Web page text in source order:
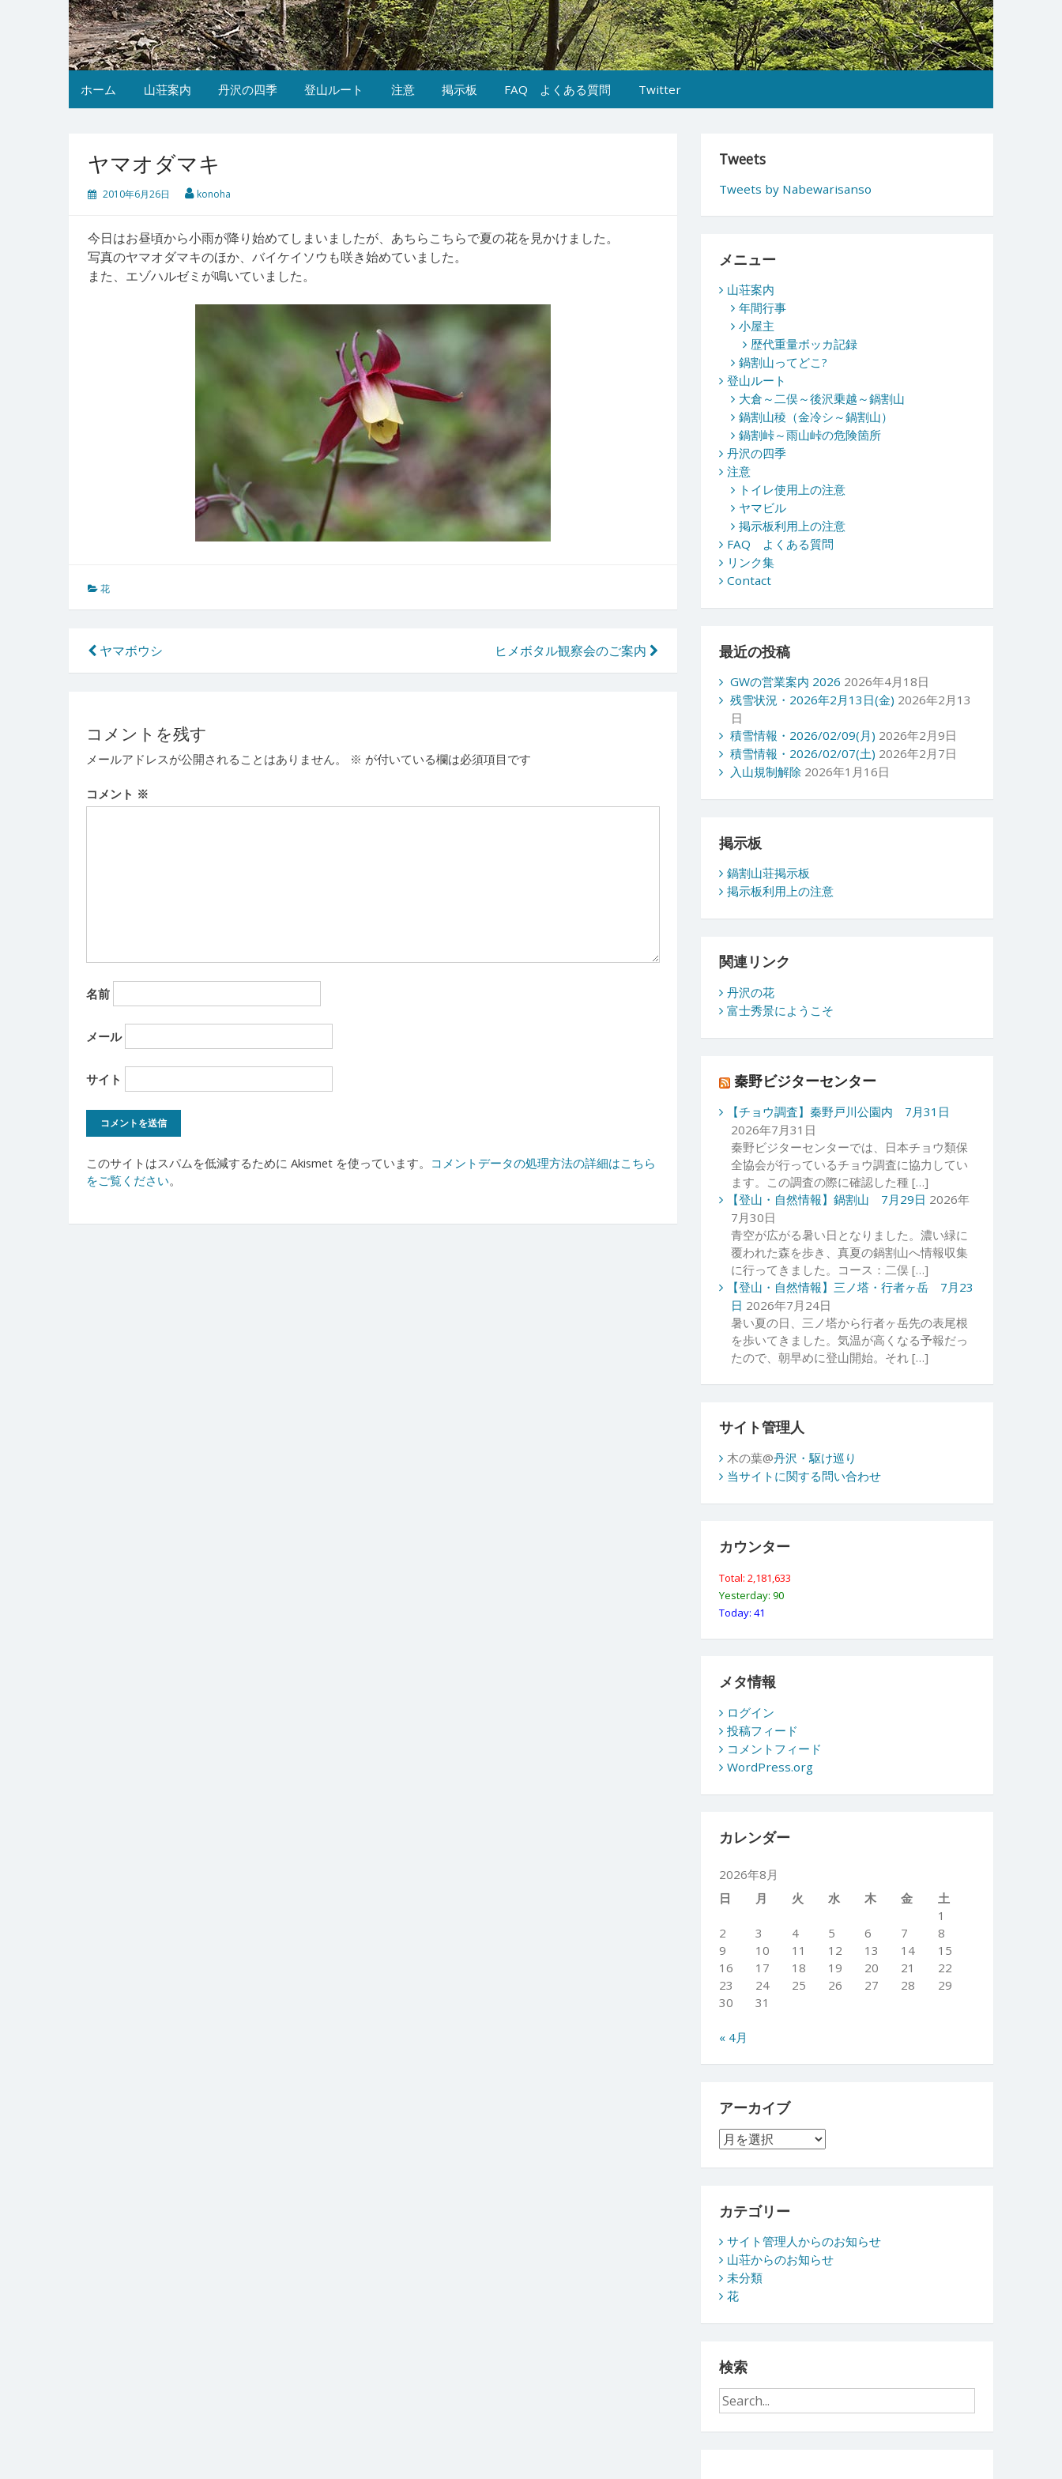
ホーム 山荘案内 丹沢の四季 登山ルート 注意 掲示板 FAQ よくある質問 Twitter
ヤマオダマキ
2010年6月26日 konoha
今日はお昼頃から小雨が降り始めてしまいましたが、あちらこちらで夏の花を見かけました。
写真のヤマオダマキのほか、バイケイソウも咲き始めていました。
また、エゾハルゼミが鳴いていました。
花
投
稿
ビ
ゲ
ー
シ
ヤマボウシ ヒメボタル観察会のご案内
コメントを残す
メールアドレスが公開されることはありません。 ※ が付いている欄は必須項目です
コメント ※
名前
メール
サイト
このサイトはスパムを低減するために Akismet を使っています。 コメントデータの処理方法の詳細はこちら
をご覧ください。
Tweets
Tweets by Nabewarisanso
メニュー
山荘案内
年間行事
小屋主
歴代重量ボッカ記録
鍋割山ってどこ?
登山ルート
大倉～二俣～後沢乗越～鍋割山
鍋割山稜（金冷シ～鍋割山）
鍋割峠～雨山峠の危険箇所
丹沢の四季
注意
トイレ使用上の注意
ヤマビル
掲示板利用上の注意
FAQ よくある質問
リンク集
Contact
最近の投稿
GWの営業案内 2026 2026年4月18日
残雪状況・2026年2月13日(金) 2026年2月13
日
積雪情報・2026/02/09(月) 2026年2月9日
積雪情報・2026/02/07(土) 2026年2月7日
入山規制解除 2026年1月16日
掲示板
鍋割山荘掲示板
掲示板利用上の注意
関連リンク
丹沢の花
富士秀景にようこそ
秦野ビジターセンター
【チョウ調査】秦野戸川公園内 7月31日
2026年7月31日
秦野ビジターセンターでは、日本チョウ類保
全協会が行っているチョウ調査に協力してい
ます。この調査の際に確認した種 […]
【登山・自然情報】鍋割山 7月29日 2026年
7月30日
青空が広がる暑い日となりました。濃い緑に
覆われた森を歩き、真夏の鍋割山へ情報収集
に行ってきました。コース：二俣 […]
【登山・自然情報】三ノ塔・行者ヶ岳 7月23
日 2026年7月24日
暑い夏の日、三ノ塔から行者ヶ岳先の表尾根
を歩いてきました。気温が高くなる予報だっ
たので、朝早めに登山開始。それ […]
サイト管理人
木の葉@丹沢・駆け巡り
当サイトに関する問い合わせ
カウンター
Total: 2,181,633
Yesterday: 90
Today: 41
メタ情報
ログイン
投稿フィード
コメントフィード
WordPress.org
カレンダー
2026年8月
日
月 火 水 木 金
土
1
2
3 4 5 6 7
8
9
10 11 12 13 14
15
16
17 18 19 20 21
22
23
24 25 26 27 28
29
30
31
« 4月
アーカイブ
ア
ー
カ
ブ
カテゴリー
サイト管理人からのお知らせ
山荘からのお知らせ
未分類
花
検索